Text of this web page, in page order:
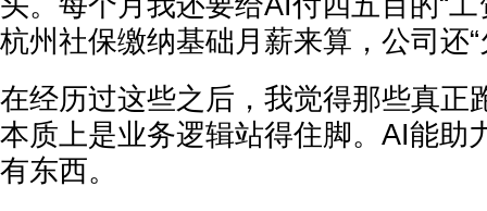
杭州社保缴纳基础月薪来算，公司还
在经历过这些之后，我觉得那些真正
本质上是业务逻辑站得住脚。AI能助
有东西。